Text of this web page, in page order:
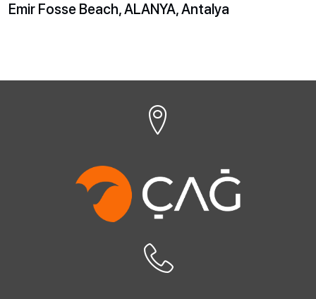
Emir Fosse Beach, ALANYA, Antalya